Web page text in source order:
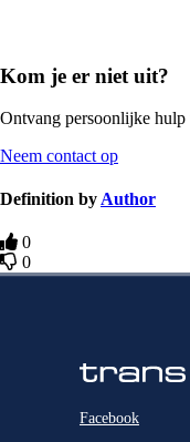
Kom je er niet uit?
Ontvang persoonlijke hulp
Neem contact op
Definition by Author
0
0
Facebook